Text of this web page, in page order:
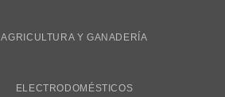
AGRICULTURA Y GANADERÍA
ELECTRODOMÉSTICOS